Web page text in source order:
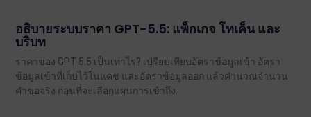
อธิบายระบบราคา GPT-5.5: แพ็กเกจ โทเค็น และ
บริบท
ราคาของ GPT-5.5 เป็นเท่าไร? เปรียบเทียบอัตราข้อมูลเข้า อัตรา
ข้อมูลเข้าที่เก็บไว้ในแคช และอัตราข้อมูลออก แล้วคำนวณจำนวน
คำขอจริง ก่อนที่จะเลือกแผนการเข้าถึง.